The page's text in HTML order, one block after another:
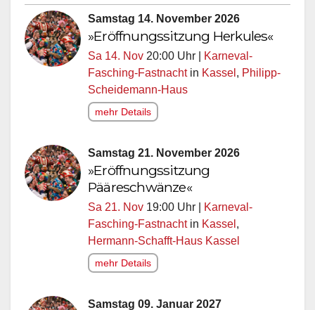
Samstag 14. November 2026
»Eröffnungssitzung Herkules«
Sa 14. Nov 20:00 Uhr |
Karneval-
Fasching-Fastnachtin Kassel , Philipp-
Scheidemann-Haus
mehr Details
Samstag 21. November 2026
»Eröffnungssitzung
Pääreschwänze«
Sa 21. Nov 19:00 Uhr |
Karneval-
Fasching-Fastnachtin Kassel ,
Hermann-Schafft-Haus Kassel
mehr Details
Samstag 09. Januar 2027